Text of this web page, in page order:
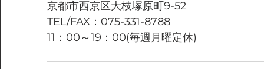
京都市西京区大枝塚原町9-52
TEL/FAX：075-331-8788
11：00～19：00(毎週月曜定休)